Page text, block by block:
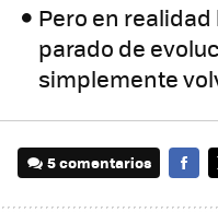
Pero en realidad
parado de
simplemente
5 comentarios